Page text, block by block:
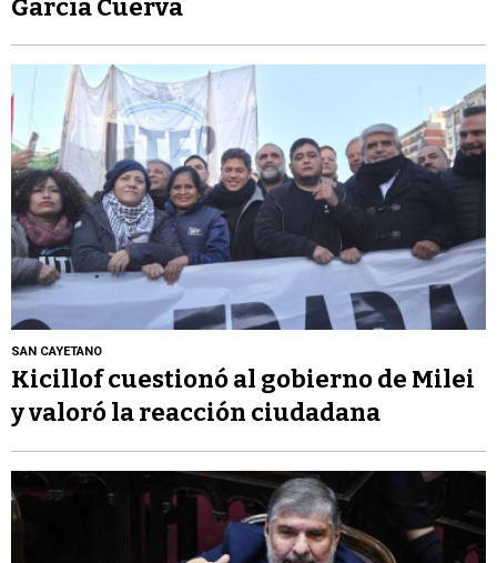
García Cuerva
SAN CAYETANO
Kicillof cuestionó al gobierno de Milei
y valoró la reacción ciudadana